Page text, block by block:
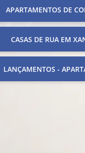
APARTAMENTOS DE
CASAS DE RUA EM
LANÇAMENTOS -